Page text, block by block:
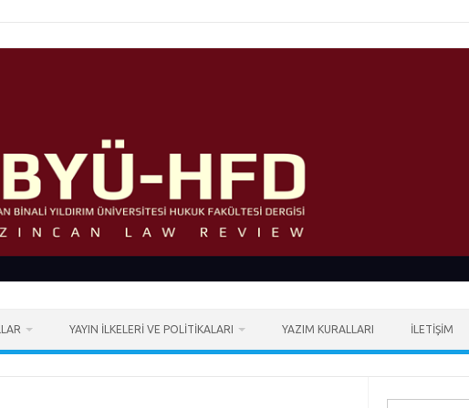
YAYIN İLKELERI VE POLITIKALARI YAZIM KURALLARI İLETIŞIM